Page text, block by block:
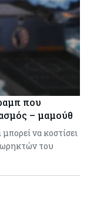
που
– μαμούθ
να κοστίσει
του